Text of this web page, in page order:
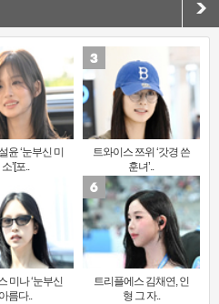
윤 ‘눈부신 미
소’[포..
트와이스 쯔위 ‘갓경 쓴
훈녀’..
미나 ‘눈부신
아름다..
트리플에스 김채연, 인
형 그 자..